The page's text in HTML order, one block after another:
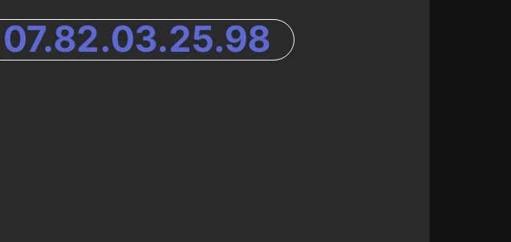
07.82.03.25.98